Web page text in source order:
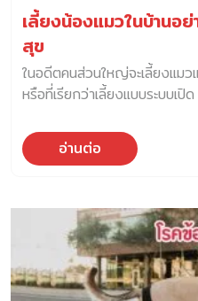
เลี้ยงน้องแมวในบ้านอ
สุข
ในอดีตคนส่วนใหญ่จะเลี้ยงแม
หรือที่เรียกว่าเลี้ยงแบบระบบเปิด
อ่านต่อ